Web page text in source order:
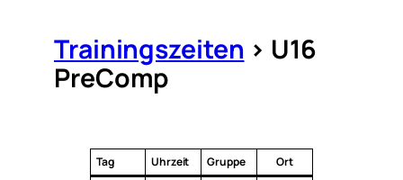
Trainingszeiten > U16
PreComp
Tag Uhrzeit Gruppe Ort